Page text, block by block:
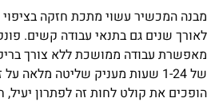
מבנה המכשיר עשוי מתכת חזקה בציפוי
לאורך שנים גם בתנאי עבודה קשים.
מאפשרת עבודה ממושכת ללא צורך
של 1-24 שעות מעניק שליטה מלאה
הופכים את קולט לחות זה לפתרון יעיל,